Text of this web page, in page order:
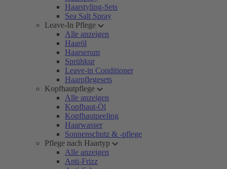
Haarstyling-Sets
Sea Salt Spray
Leave-In Pflege
Alle anzeigen
Haaröl
Haarserum
Sprühkur
Leave-in Conditioner
Haarpflegesets
Kopfhautpflege
Alle anzeigen
Kopfhaut-Öl
Kopfhautpeeling
Haarwasser
Sonnenschutz & -pflege
Pflege nach Haartyp
Alle anzeigen
Anti-Frizz